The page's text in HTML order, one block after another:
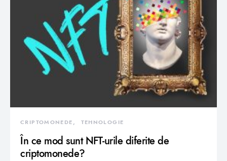
CRIPTOMONEDE TEHNOLOGIE
În ce mod sunt NFT-urile diferite de
criptomonede?